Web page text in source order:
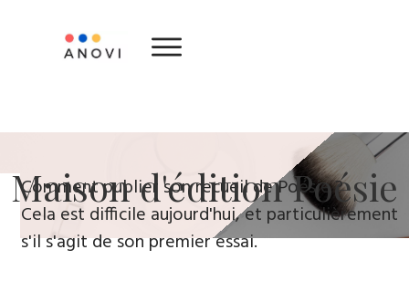
​Maison d'édition ​Poésie
​Comment publier son recueil de Poésie ?
Cela est difficile aujourd'hui, et particulièrement
s'il s'agit de son premier essai.